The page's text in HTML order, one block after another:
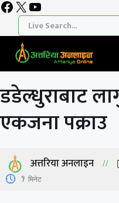
Skip
content
Facebook
X YouTube
डडेल्धुराबाट
एकजना पक्राउ
अत्तरिया अनलाइन
1 मिनेट